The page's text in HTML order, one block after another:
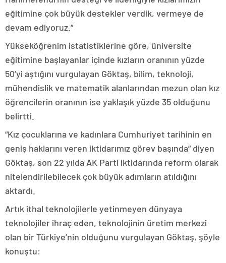
eğitimine çok büyük destekler verdik, vermeye de
devam ediyoruz.”
Yükseköğrenim istatistiklerine göre, üniversite
eğitimine başlayanlar içinde kızların oranının yüzde
50’yi aştığını vurgulayan Göktaş, bilim, teknoloji,
mühendislik ve matematik alanlarından mezun olan kız
öğrencilerin oranının ise yaklaşık yüzde 35 olduğunu
belirtti.
“Kız çocuklarına ve kadınlara Cumhuriyet tarihinin en
geniş haklarını veren iktidarımız görev başında” diyen
Göktaş, son 22 yılda AK Parti iktidarında reform olarak
nitelendirilebilecek çok büyük adımların atıldığını
aktardı.
Artık ithal teknolojilerle yetinmeyen dünyaya
teknolojiler ihraç eden, teknolojinin üretim merkezi
olan bir Türkiye’nin olduğunu vurgulayan Göktaş, şöyle
konuştu: